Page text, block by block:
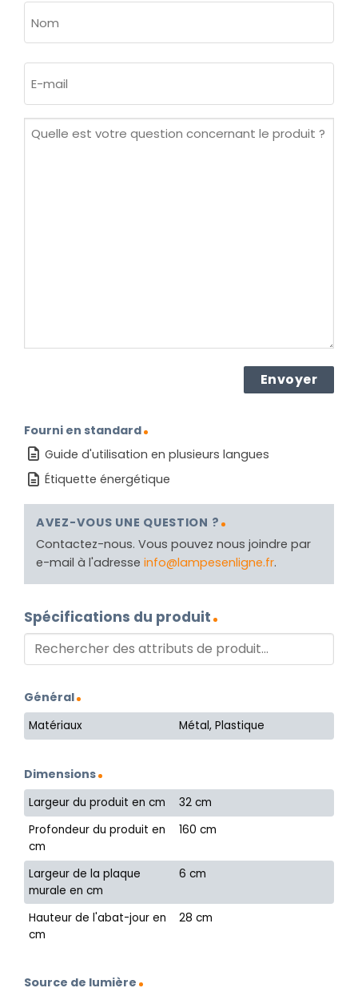
Prénom
mail
Quelle
Fourni en standard
Guide d'utilisation en plusieurs langues
Étiquette énergétique
AVEZ-VOUS UNE QUESTION ?
Contactez-nous. Vous pouvez nous joindre par
e-mail à l'adresse info@lampesenligne.fr.
Spécifications du produit
Général
Matériaux Métal, Plastique
Dimensions
Largeur du produit en cm
32 cm
Profondeur du produit en
cm
160 cm
Largeur de la plaque
murale en cm
6 cm
Hauteur de l'abat-jour en
cm
28 cm
Source de lumière